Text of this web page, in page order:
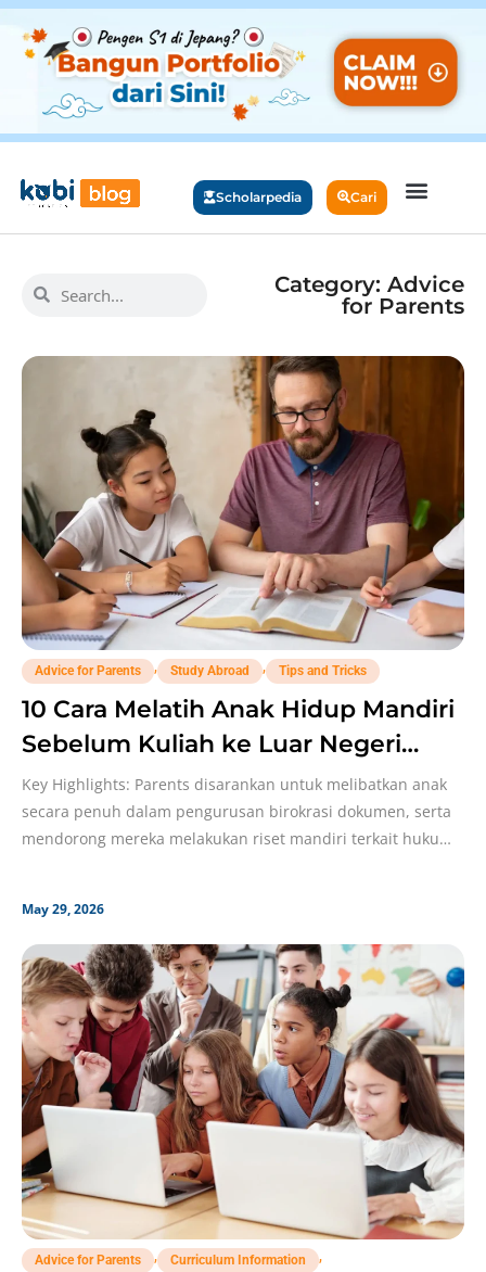
Scholarpedia Cari
Category: Advice
for Parents
Advice for Parents , Study Abroad , Tips and Tricks
10 Cara Melatih Anak Hidup Mandiri
Sebelum Kuliah ke Luar Negeri
Versi Kobi!
Key Highlights: Parents disarankan untuk melibatkan anak
secara penuh dalam pengurusan birokrasi dokumen, serta
mendorong mereka melakukan riset mandiri terkait hukum,
May 29, 2026
Advice for Parents , Curriculum Information
,